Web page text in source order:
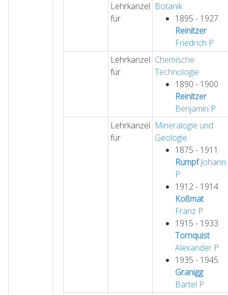
Lehrkanzel
für
Botanik
1895 - 1927
Reinitzer
Friedrich P
Lehrkanzel
für
Chemische
Technologie
1890 - 1900
Reinitzer
Benjamin P
Lehrkanzel
für
Mineralogie und
Geologie
1875 - 1911
RumpfJohann
P
1912 - 1914
Koßmat
Franz P
1915 - 1933
Tornquist
Alexander P
1935 - 1945
Granigg
Bartel P